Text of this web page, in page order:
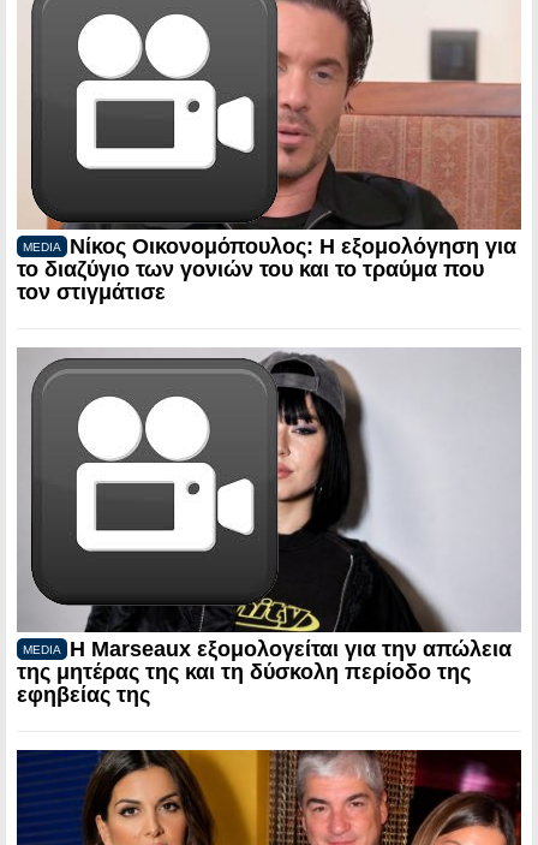
MEDIA
Νίκος Οικονομόπουλος: Η εξομολόγηση για
το διαζύγιο των γονιών του και το τραύμα που
τον στιγμάτισε
MEDIA
Η Marseaux εξομολογείται για την απώλεια
της μητέρας της και τη δύσκολη περίοδο της
εφηβείας της